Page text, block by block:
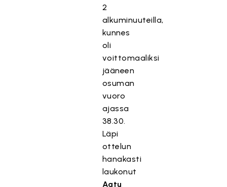
2
alkuminuuteilla,
kunnes
oli
voittomaaliksi
jääneen
osuman
vuoro
ajassa
38.30.
Läpi
ottelun
hanakasti
laukonut
Aatu